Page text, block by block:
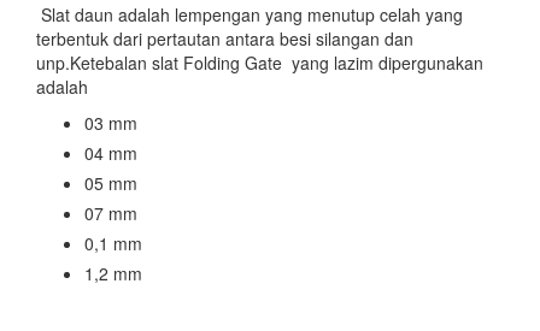
Slat daun adalah lempengan yang menutup celah yang
terbentuk dari pertautan antara besi silangan dan
unp.Ketebalan slat Folding Gate yang lazim dipergunakan
adalah
03 mm
04 mm
05 mm
07 mm
0,1 mm
1,2 mm